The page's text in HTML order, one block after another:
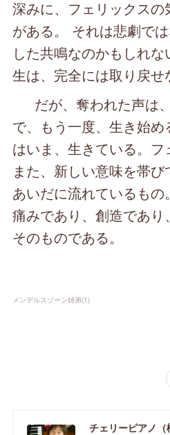
深みに、フェリックスの
がある。 それは悲劇で
した共鳴なのかもしれ
生は、完全には取り戻せ
だが、奪われた声は
で、もう一度、生き始
はいま、生きている。
また、新しい意味を帯
あいだに流れているもの
痛みであり、創造であ
そのものである。
メンデルスゾーン姉弟(1)